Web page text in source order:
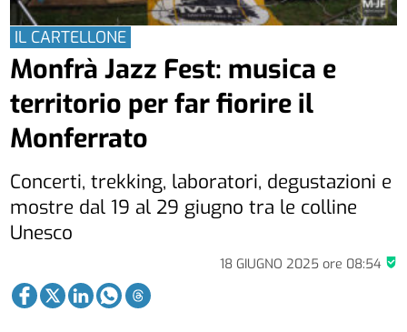
18 GIUGNO 2025 ore 08:54
IL CARTELLONE
Monfrà Jazz Fest: musica e
territorio per far fiorire il
Monferrato
Concerti, trekking, laboratori, degustazioni e
mostre dal 19 al 29 giugno tra le colline
Unesco